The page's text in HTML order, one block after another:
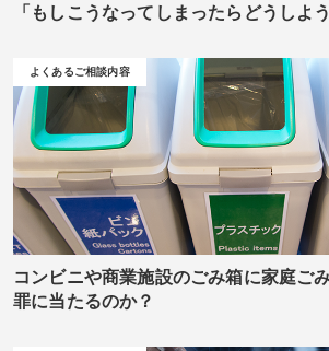
「もしこうなってしまったらどうしよ
よくあるご相談内容
コンビニや商業施設のごみ箱に家庭ご
罪に当たるのか？